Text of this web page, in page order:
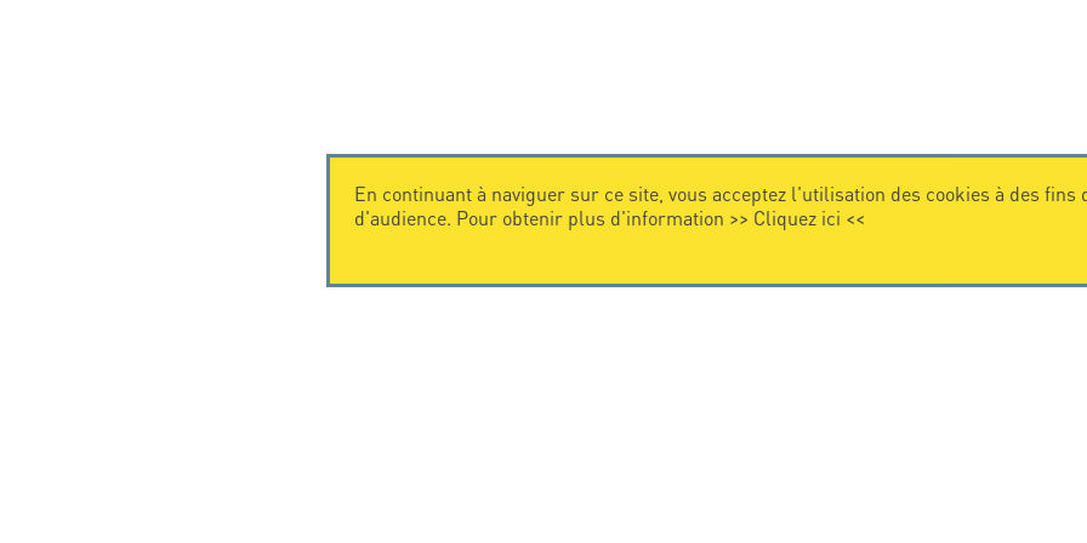
En continuant à naviguer sur ce site, vous acceptez l'utilisation des cookies à des fins
d'audience. Pour obtenir plus d'information >> Cliquez ici <<